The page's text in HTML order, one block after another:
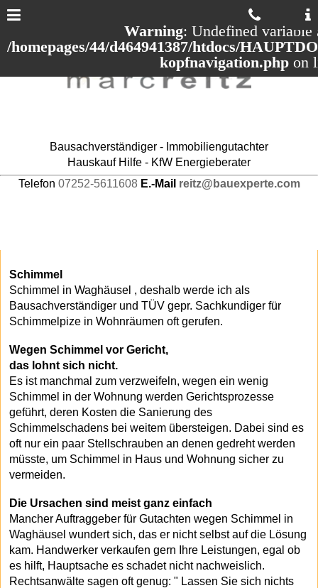
Warning: Undefined variable
/homepages/44/d464941387/htdocs/
kopfnavigation.php on
Bausachverständiger - Immobiliengutachter
Hauskauf Hilfe - KfW Energieberater
Telefon 07252-5611608 E.-Mail reitz@bauexperte.com
Schimmel
Schimmel in Waghäusel , deshalb werde ich als
Bausachverständiger und TÜV gepr. Sachkundiger für
Schimmelpize in Wohnräumen oft gerufen.
Wegen Schimmel vor Gericht,
das lohnt sich nicht.
Es ist manchmal zum verzweifeln, wegen ein wenig
Schimmel in der Wohnung werden Gerichtsprozesse
geführt, deren Kosten die Sanierung des
Schimmelschadens bei weitem übersteigen. Dabei sind es
oft nur ein paar Stellschrauben an denen gedreht werden
müsste, um Schimmel in Haus und Wohnung sicher zu
vermeiden.
Die Ursachen sind meist ganz einfach
Mancher Auftraggeber für Gutachten wegen Schimmel in
Waghäusel wundert sich, das er nicht selbst auf die Lösung
kam. Handwerker verkaufen gern Ihre Leistungen, egal ob
es hilft, Hauptsache es schadet nicht nachweislich.
Rechtsanwälte sagen oft genug: " Lassen Sie sich nichts